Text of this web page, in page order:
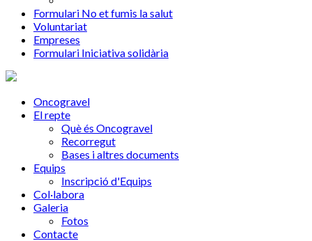
Formulari No et fumis la salut
Voluntariat
Empreses
Formulari Iniciativa solidària
Oncogravel
El repte
Què és Oncogravel
Recorregut
Bases i altres documents
Equips
Inscripció d'Equips
Col·labora
Galeria
Fotos
Contacte